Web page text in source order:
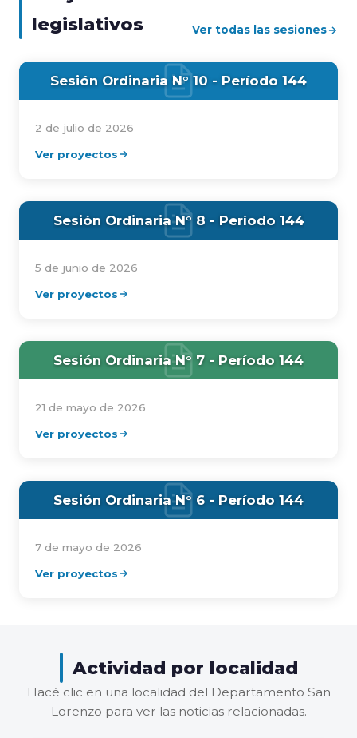
legislativos
Ver todas las sesiones
Sesión Ordinaria N° 10 - Período 144
2 de julio de 2026
Ver proyectos
Sesión Ordinaria N° 8 - Período 144
5 de junio de 2026
Ver proyectos
Sesión Ordinaria N° 7 - Período 144
21 de mayo de 2026
Ver proyectos
Sesión Ordinaria N° 6 - Período 144
7 de mayo de 2026
Ver proyectos
Actividad por localidad
Hacé clic en una localidad del Departamento San
Lorenzo para ver las noticias relacionadas.